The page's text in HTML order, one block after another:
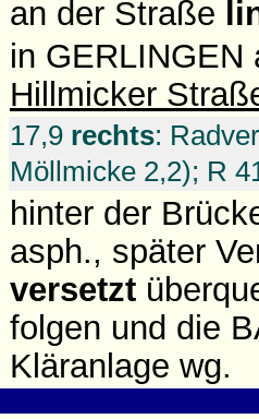
an der Straße
in
Hillmicker
17,9 rechts:
Möllmicke 2,2); R
hinter der
asph., später
versetzt
folgen und die
Kläranlage wg.